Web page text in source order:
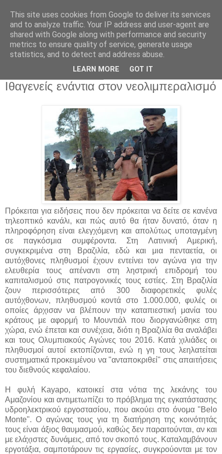
Ιθαγενείς ενάντια στον νεολιμπεραλισμό
Πρόκειται για ειδήσεις που δεν πρόκειται να δείτε σε κανένα
τηλεοπτικό κανάλι, και πώς αυτό θα ήταν δυνατό, όταν η
πληροφόρηση είναι ελεγχόμενη και απολύτως υποταγμένη
σε παγκόσμια συμφέροντα. Στη Λατινική Αμερική,
συγκεκριμένα στη Βραζιλία, εδώ και μια πενταετία, οι
αυτόχθονες πληθυσμοί έχουν εντείνει τον αγώνα για την
ελευθερία τους απέναντι στη ληστρική επιδρομή του
καπιταλισμού στις πατρογονικές τους εστίες. Στη Βραζιλία
ζουν περισσότερες από 300 διαφορετικές φυλές
αυτόχθονων, πληθυσμού κοντά στο 1.000.000, φυλές οι
οποίες άρχισαν να βλέπουν την καταπιεστική μανία του
κράτους με αφορμή το Μουντιάλ που διοργανώθηκε στη
χώρα, ενώ έπεται και συνέχεια, διότι η Βραζιλία θα αναλάβει
και τους Ολυμπιακούς Αγώνες του 2016. Κατά χιλιάδες οι
πληθυσμοί αυτοί εκτοπίζονται, ενώ η γη τους λεηλατείται
συστηματικά προκειμένου να "ανταποκριθεί" στις απαιτήσεις
του διεθνούς κεφαλαίου.
Η φυλή Kayapo, κατοικεί στα νότια της λεκάνης του
Αμαζονίου και αντιμετωπίζει το πρόβλημα της εγκατάστασης
υδροηλεκτρικού εργοστασίου, που ακούει στο όνομα "Belo
Monte". O αγώνας τους για τη διατήρηση της κοινότητάς
τους είναι άξιος θαυμασμού, καθώς δεν παραιτούνται, αν και
με ελάχιστες δυνάμεις, από τον σκοπό τους. Καταλαμβάνουν
εργοτάξια, σαμποτάρουν τις εργασίες, συγκρούονται με τον
This site uses cookies from Google to deliver its services
and to analyze traffic. Your IP address and user-agent are
shared with Google along with performance and security
metrics to ensure quality of service, generate usage
statistics, and to detect and address abuse.
LEARN MORE GOT IT